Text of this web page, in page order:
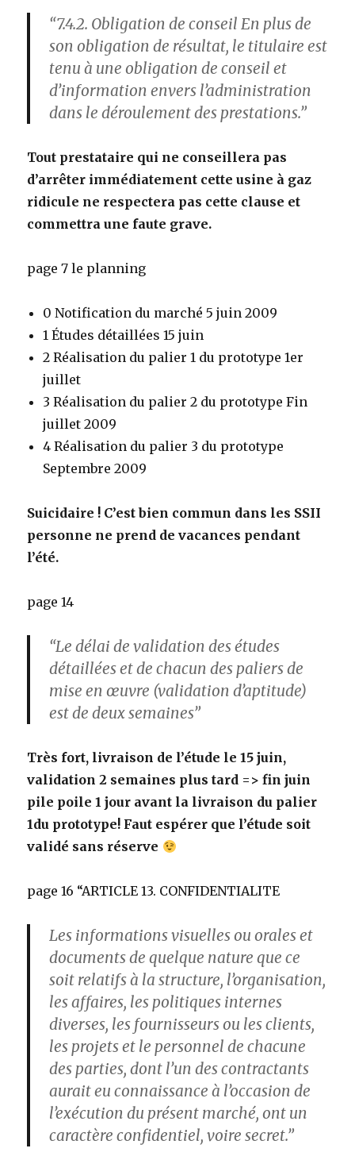
“7.4.2. Obligation de conseil En plus de
son obligation de résultat, le titulaire est
tenu à une obligation de conseil et
d’information envers l’administration
dans le déroulement des prestations.”
Tout prestataire qui ne conseillera pas
d’arrêter immédiatement cette usine à gaz
ridicule ne respectera pas cette clause et
commettra une faute grave.
page 7 le planning
0 Notification du marché 5 juin 2009
1 Études détaillées 15 juin
2 Réalisation du palier 1 du prototype 1er
juillet
3 Réalisation du palier 2 du prototype Fin
juillet 2009
4 Réalisation du palier 3 du prototype
Septembre 2009
Suicidaire ! C’est bien commun dans les SSII
personne ne prend de vacances pendant
l’été.
page 14
“Le délai de validation des études
détaillées et de chacun des paliers de
mise en œuvre (validation d’aptitude)
est de deux semaines”
Très fort, livraison de l’étude le 15 juin,
validation 2 semaines plus tard => fin juin
pile poile 1 jour avant la livraison du palier
1du prototype! Faut espérer que l’étude soit
validé sans réserve
page 16 “ARTICLE 13. CONFIDENTIALITE
Les informations visuelles ou orales et
documents de quelque nature que ce
soit relatifs à la structure, l’organisation,
les affaires, les politiques internes
diverses, les fournisseurs ou les clients,
les projets et le personnel de chacune
des parties, dont l’un des contractants
aurait eu connaissance à l’occasion de
l’exécution du présent marché, ont un
caractère confidentiel, voire secret.”